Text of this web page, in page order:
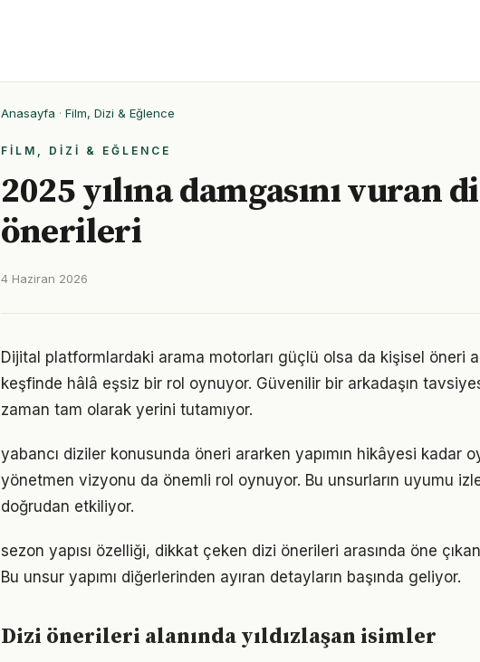
Anasayfa · Film, Dizi & Eğlence
FILM, DIZI & EĞLENCE
2025 yılına damgasını vuran
önerileri
4 Haziran 2026
Dijital platformlardaki arama motorları güçlü olsa da kişisel öneri
keşfinde hâlâ eşsiz bir rol oynuyor. Güvenilir bir arkadaşın
zaman tam olarak yerini tutamıyor.
yabancı diziler konusunda öneri ararken yapımın hikâyesi kadar
yönetmen vizyonu da önemli rol oynuyor. Bu unsurların uyumu
doğrudan etkiliyor.
sezon yapısı özelliği, dikkat çeken dizi önerileri arasında öne
Bu unsur yapımı diğerlerinden ayıran detayların başında geliyor.
Dizi önerileri alanında yıldızlaşan isimler